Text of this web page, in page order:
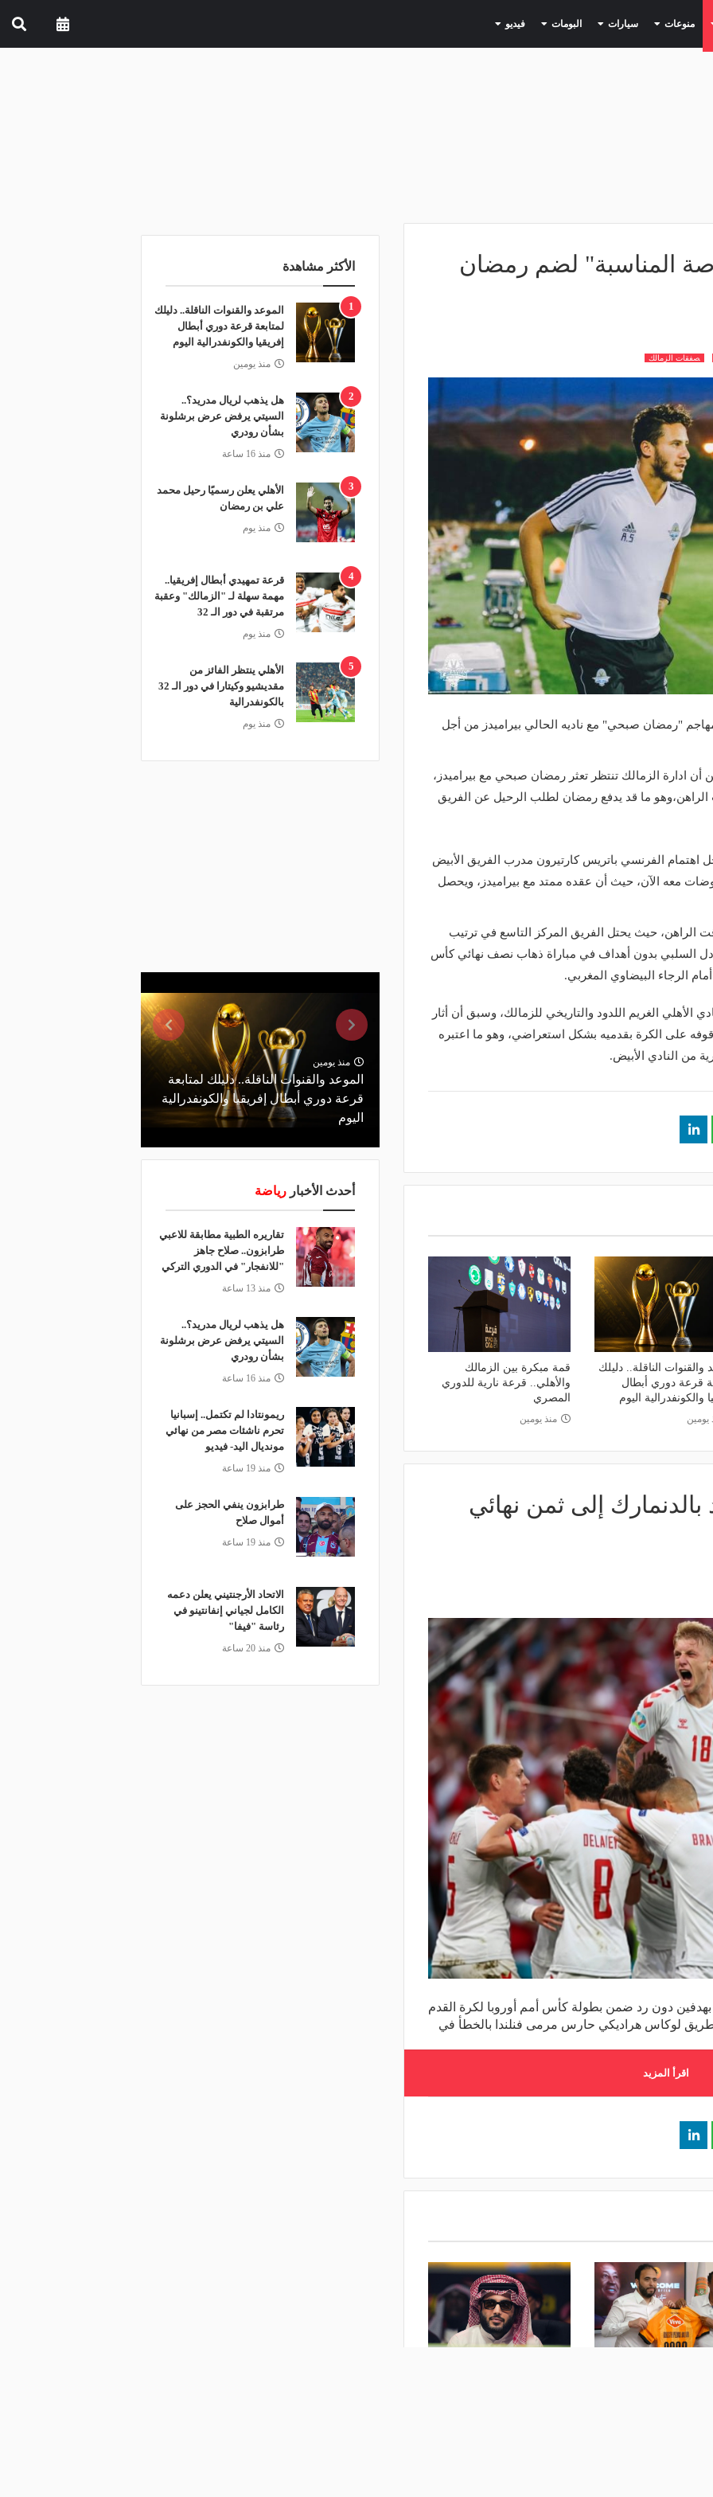
(current) منوعات (current) سيارات (current) البومات (current) فيديو (current)
المناسبة" لضم رمضان
صفقات الزمالك
"رمضان صبحي" مع ناديه الحالي بيراميدز من أجل
أن ادارة الزمالك تنتظر تعثر رمضان صبحي مع بيراميدز،
الراهن،وهو ما قد يدفع رمضان لطلب الرحيل عن الفريق
الفرنسي باتريس كارتيرون مدرب الفريق الأبيض
معه الآن، حيث أن عقده ممتد مع بيراميدز، ويحصل
الراهن، حيث يحتل الفريق المركز التاسع في ترتيب
السلبي بدون أهداف في مباراة ذهاب نصف نهائي كأس
أمام الرجاء البيضاوي المغربي.
الغريم اللدود والتاريخي للزمالك، وسبق أن أثار
على الكرة بقدميه بشكل استعراضي، وهو ما اعتبره
من النادي الأبيض.
والقنوات الناقلة.. دليلك
قرعة دوري أبطال
والكونفدرالية اليوم
يومين
قمة مبكرة بين الزمالك
والأهلي.. قرعة نارية للدوري
المصري
منذ يومين
إلى ثمن نهائي
بهدفين دون رد ضمن بطولة كأس أمم أوروبا لكرة القدم
اقرأ المزيد
الأكثر مشاهدة
1
الموعد والقنوات الناقلة.. دليلك
لمتابعة قرعة دوري أبطال
إفريقيا والكونفدرالية اليوم
منذ يومين
2
هل يذهب لريال مدريد؟..
السيتي يرفض عرض برشلونة
بشأن رودري
منذ 16 ساعة
3
الأهلي يعلن رسميًا رحيل محمد
علي بن رمضان
منذ يوم
4
قرعة تمهيدي أبطال إفريقيا..
مهمة سهلة لـ "الزمالك" وعقبة
مرتقبة في دور الـ 32
منذ يوم
5
الأهلي ينتظر الفائز من
مقديشيو وكيتارا في دور الـ 32
بالكونفدرالية
منذ يوم
منذ يومين
الموعد والقنوات الناقلة.. دليلك لمتابعة
قرعة دوري أبطال إفريقيا والكونفدرالية
اليوم
أحدث الأخبار رياضة
تقاريره الطبية مطابقة للاعبي
طرابزون.. صلاح جاهز
"للانفجار" في الدوري التركي
منذ 13 ساعة
هل يذهب لريال مدريد؟..
السيتي يرفض عرض برشلونة
بشأن رودري
منذ 16 ساعة
ريمونتادا لم تكتمل.. إسبانيا
تحرم ناشئات مصر من نهائي
مونديال اليد- فيديو
منذ 19 ساعة
طرابزون ينفي الحجز على
أموال صلاح
منذ 19 ساعة
الاتحاد الأرجنتيني يعلن دعمه
الكامل لجياني إنفانتينو في
رئاسة "فيفا"
منذ 20 ساعة